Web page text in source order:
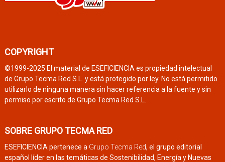
COPYRIGHT
©1999-2025 El material de ESEFICIENCIA es propiedad intelectual
de Grupo Tecma Red S.L. y está protegido por ley. No está permitido
utilizarlo de ninguna manera sin hacer referencia a la fuente y sin
permiso por escrito de Grupo Tecma Red S.L.
SOBRE GRUPO TECMA RED
ESEFICIENCIA pertenece a Grupo Tecma Red, el grupo editorial
español líder en las temáticas de Sostenibilidad, Energía y Nuevas